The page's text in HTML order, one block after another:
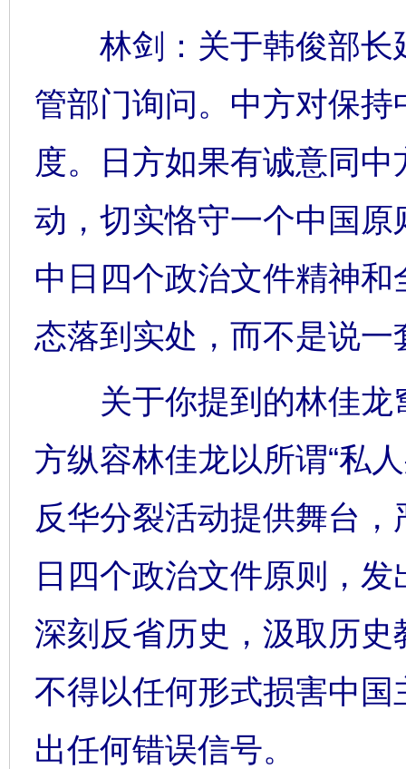
林剑：关于韩俊部长
管部门询问。中方对保
度。日方如果有诚意同
动，切实恪守一个中国
中日四个政治文件精神
态落到实处，而不是说一
关于你提到的林佳龙
方纵容林佳龙以所谓“私
反华分裂活动提供舞台
日四个政治文件原则，
深刻反省历史，汲取历
不得以任何形式损害中国
出任何错误信号。